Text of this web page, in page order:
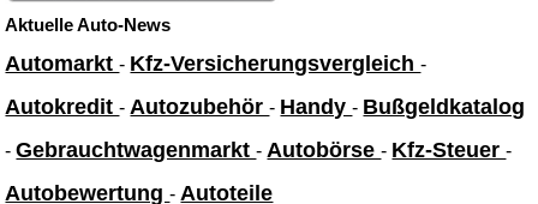
Aktuelle Auto-News
Automarkt- Kfz-Versicherungsvergleich-
Autokredit- Autozubehör- Handy- Bußgeldkatalog
-Gebrauchtwagenmarkt- Autobörse- Kfz-Steuer-
Autobewertung- Autoteile